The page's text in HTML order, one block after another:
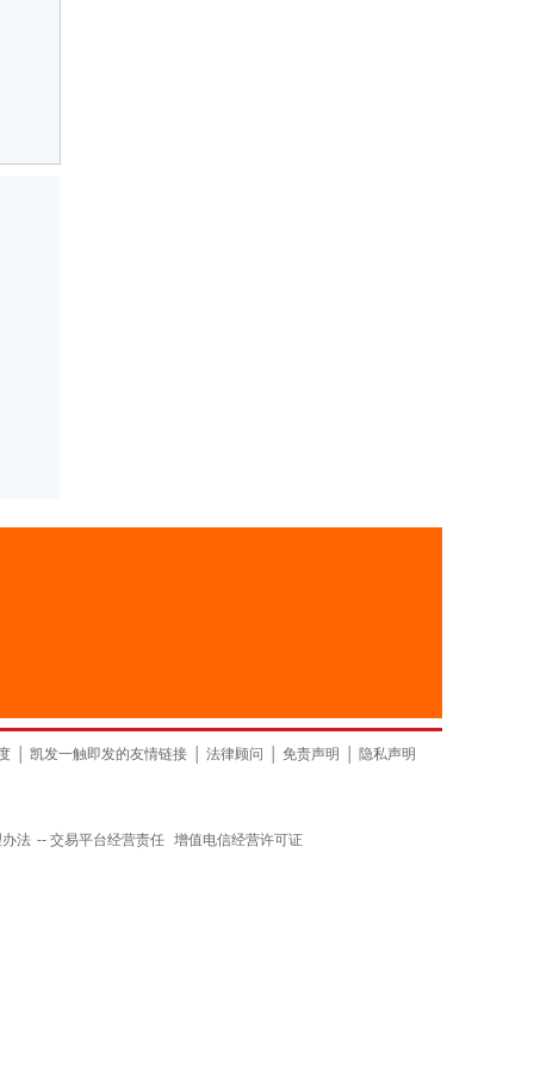
凯发一触即发的友情链接 法律顾问 免责声明
隐私声明
法 -- 交易平台经营责任 增值电信经营许可证